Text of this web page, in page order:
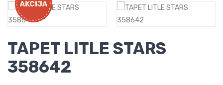
TAPET LITLE STARS
358642